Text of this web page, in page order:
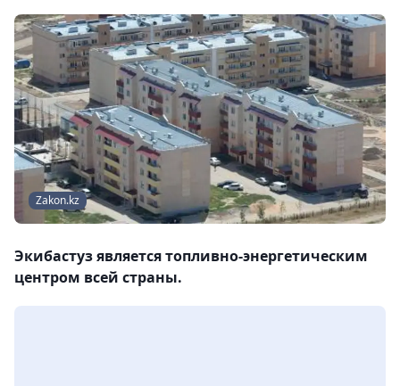
Zakon.kz
Экибастуз является топливно-энергетическим
центром всей страны.